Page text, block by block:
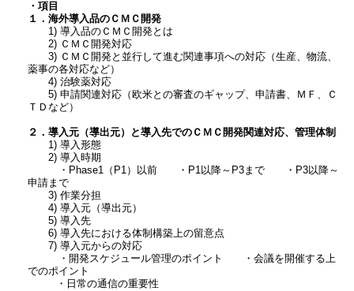
・項目
１．海外導入品のＣＭＣ開発
1) 導入品のＣＭＣ開発とは
2) ＣＭＣ開発対応
3) ＣＭＣ開発と並行して進む関連事項への対応（生産、物流、
薬事の各対応など）
4) 治験薬対応
5) 申請関連対応（欧米との審査のギャップ、申請書、ＭＦ、Ｃ
ＴＤなど）
２．導入元（導出元）と導入先でのＣＭＣ開発関連対応、管理体制
1) 導入形態
2) 導入時期
・Phase1（P1）以前 ・P1以降～P3まで ・P3以降～
申請まで
3) 作業分担
4) 導入元（導出元）
5) 導入先
6) 導入先における体制構築上の留意点
7) 導入元からの対応
・開発スケジュール管理のポイント ・会議を開催する上
でのポイント
・日常の通信の重要性